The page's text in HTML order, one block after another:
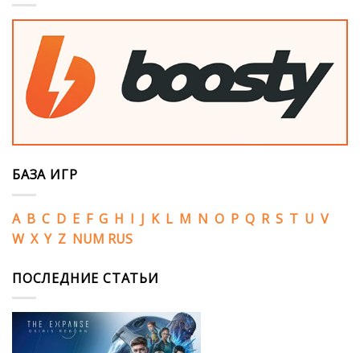
БАЗА ИГР
A B C D E F G H I J K L M N O P Q R S T U V
W X Y Z NUM RUS
ПОСЛЕДНИЕ СТАТЬИ